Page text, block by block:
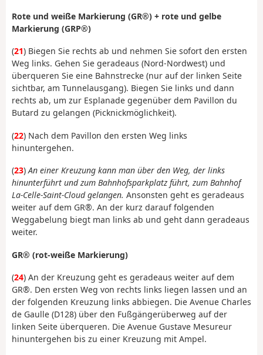
Rote und weiße Markierung (GR®) + rote und gelbe
Markierung (GRP®)
(21) Biegen Sie rechts ab und nehmen Sie sofort den ersten
Weg links. Gehen Sie geradeaus (Nord-Nordwest) und
überqueren Sie eine Bahnstrecke (nur auf der linken Seite
sichtbar, am Tunnelausgang). Biegen Sie links und dann
rechts ab, um zur Esplanade gegenüber dem Pavillon du
Butard zu gelangen (Picknickmöglichkeit).
(22) Nach dem Pavillon den ersten Weg links
hinuntergehen.
(23)An einer Kreuzung kann man über den Weg, der links
hinunterführt und zum Bahnhofsparkplatz führt, zum Bahnhof
La-Celle-Saint-Cloud gelangen. Ansonsten geht es geradeaus
weiter auf dem GR®. An der kurz darauf folgenden
Weggabelung biegt man links ab und geht dann geradeaus
weiter.
GR® (rot-weiße Markierung)
(24) An der Kreuzung geht es geradeaus weiter auf dem
GR®. Den ersten Weg von rechts links liegen lassen und an
der folgenden Kreuzung links abbiegen. Die Avenue Charles
de Gaulle (D128) über den Fußgängerüberweg auf der
linken Seite überqueren. Die Avenue Gustave Mesureur
hinuntergehen bis zu einer Kreuzung mit Ampel.